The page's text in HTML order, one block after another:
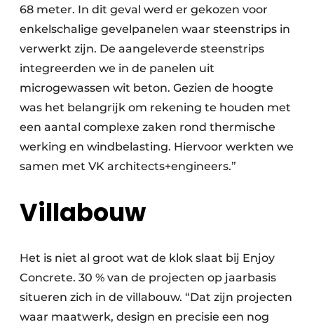
68 meter. In dit geval werd er gekozen voor
enkelschalige gevelpanelen waar steenstrips in
verwerkt zijn. De aangeleverde steenstrips
integreerden we in de panelen uit
microgewassen wit beton. Gezien de hoogte
was het belangrijk om rekening te houden met
een aantal complexe zaken rond thermische
werking en windbelasting. Hiervoor werkten we
samen met VK architects+engineers.”
Villabouw
Het is niet al groot wat de klok slaat bij Enjoy
Concrete. 30 % van de projecten op jaarbasis
situeren zich in de villabouw. “Dat zijn projecten
waar maatwerk, design en precisie een nog